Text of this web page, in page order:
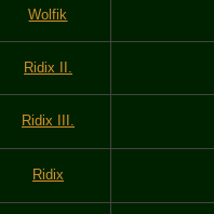
Wolfik
Ridix II.
Ridix III.
Ridix